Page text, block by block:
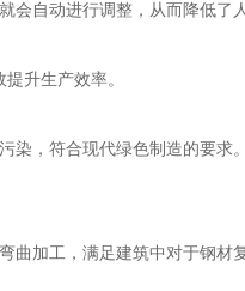
自动进行调整，从而降低了人
升生产效率。
，符合现代绿色制造的要求。
加工，满足建筑中对于钢材复